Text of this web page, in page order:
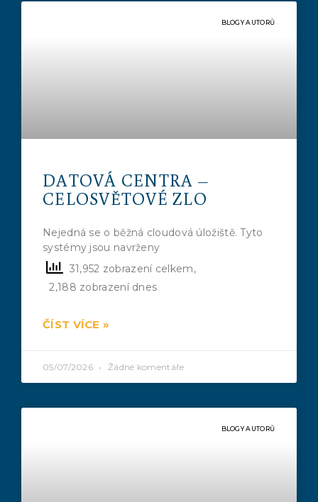
BLOGY AUTORŮ
DATOVÁ CENTRA –
CELOSVĚTOVÉ ZLO
Nejedná se o běžná cloudová úložiště. Tyto
systémy jsou navrženy
31,952 zobrazení celkem,
2,188 zobrazení dnes
ČÍST VÍCE »
05/07/2026 Žádné komentáře
BLOGY AUTORŮ